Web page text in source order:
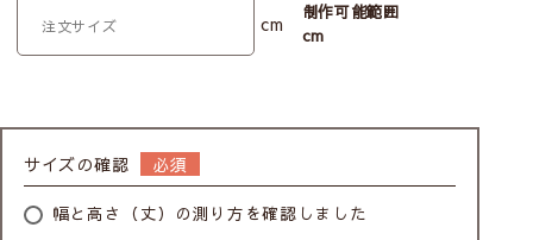
cm
制作可能範囲
cm
サイズの確認
幅と高さ（丈）の測り方を確認しました